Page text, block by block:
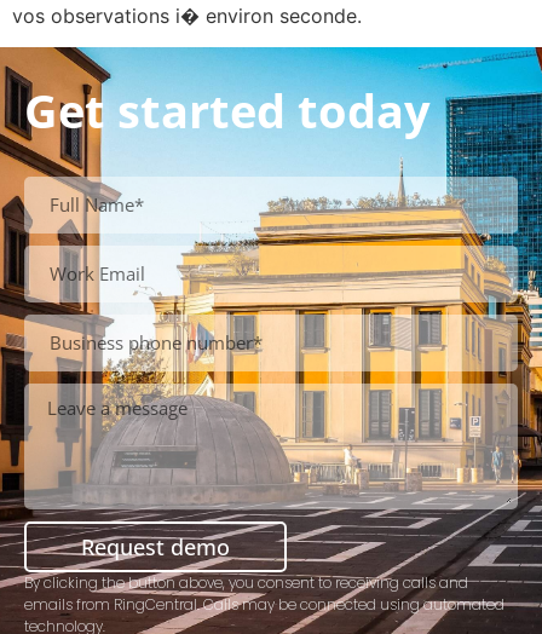
vos observations i� environ seconde.
Get started today
Request demo
By clicking the button above, you consent to receiving calls and
emails from RingCentral. Calls may be connected using automated
technology.